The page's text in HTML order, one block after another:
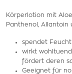
Körperlotion mit
Panthenol, Allantoin
spendet
wirkt
fördert deren
Geeignet für